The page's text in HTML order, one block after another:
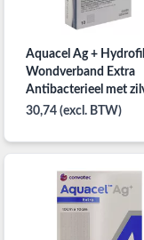
Aquacel Ag +
Wondverband Extra
Antibacterieel met
5cm x 5cm per 10ST
30,74 (excl. BTW)